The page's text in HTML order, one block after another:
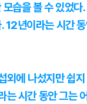
습을 볼 수 있었
12년이라는 시간
에 나섰지만 쉽
시간 동안 그는